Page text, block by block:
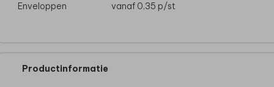
Enveloppen
vanaf 0,35 p/st
Productinformatie